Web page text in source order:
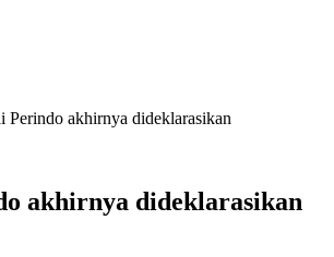
Perindo akhirnya dideklarasikan
akhirnya dideklarasikan